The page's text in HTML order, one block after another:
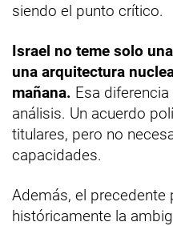
siendo el punto crítico.
Israel no teme solo
una arquitectura
mañana. Esa
análisis. Un acuerdo
titulares, pero no
capacidades.
Además, el precedente
históricamente la